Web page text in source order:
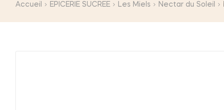
Accueil EPICERIE SUCREE Les Miels Nectar du Soleil